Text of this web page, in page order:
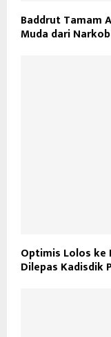
Baddrut Tamam
Muda dari
Optimis Lolos ke
Dilepas Kadisdik